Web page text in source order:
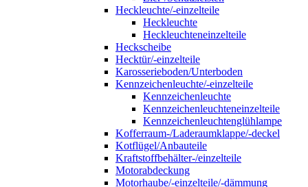
Heckleuchte/-einzelteile
Heckleuchte
Heckleuchteneinzelteile
Heckscheibe
Hecktür/-einzelteile
Karosserieboden/Unterboden
Kennzeichenleuchte/-einzelteile
Kennzeichenleuchte
Kennzeichenleuchteneinzelteile
Kennzeichenleuchtenglühlampe
Kofferraum-/Laderaumklappe/-deckel
Kotflügel/Anbauteile
Kraftstoffbehälter-/einzelteile
Motorabdeckung
Motorhaube/-einzelteile/-dämmung